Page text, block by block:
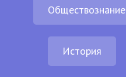
Обществознание
История